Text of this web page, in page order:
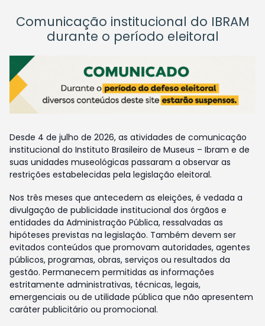
Comunicação institucional do IBRAM
durante o período eleitoral
Desde 4 de julho de 2026, as atividades de comunicação
institucional do Instituto Brasileiro de Museus – Ibram e de
suas unidades museológicas passaram a observar as
restrições estabelecidas pela legislação eleitoral.
Nos três meses que antecedem as eleições, é vedada a
divulgação de publicidade institucional dos órgãos e
entidades da Administração Pública, ressalvadas as
hipóteses previstas na legislação. Também devem ser
evitados conteúdos que promovam autoridades, agentes
públicos, programas, obras, serviços ou resultados da
gestão. Permanecem permitidas as informações
estritamente administrativas, técnicas, legais,
emergenciais ou de utilidade pública que não apresentem
caráter publicitário ou promocional.